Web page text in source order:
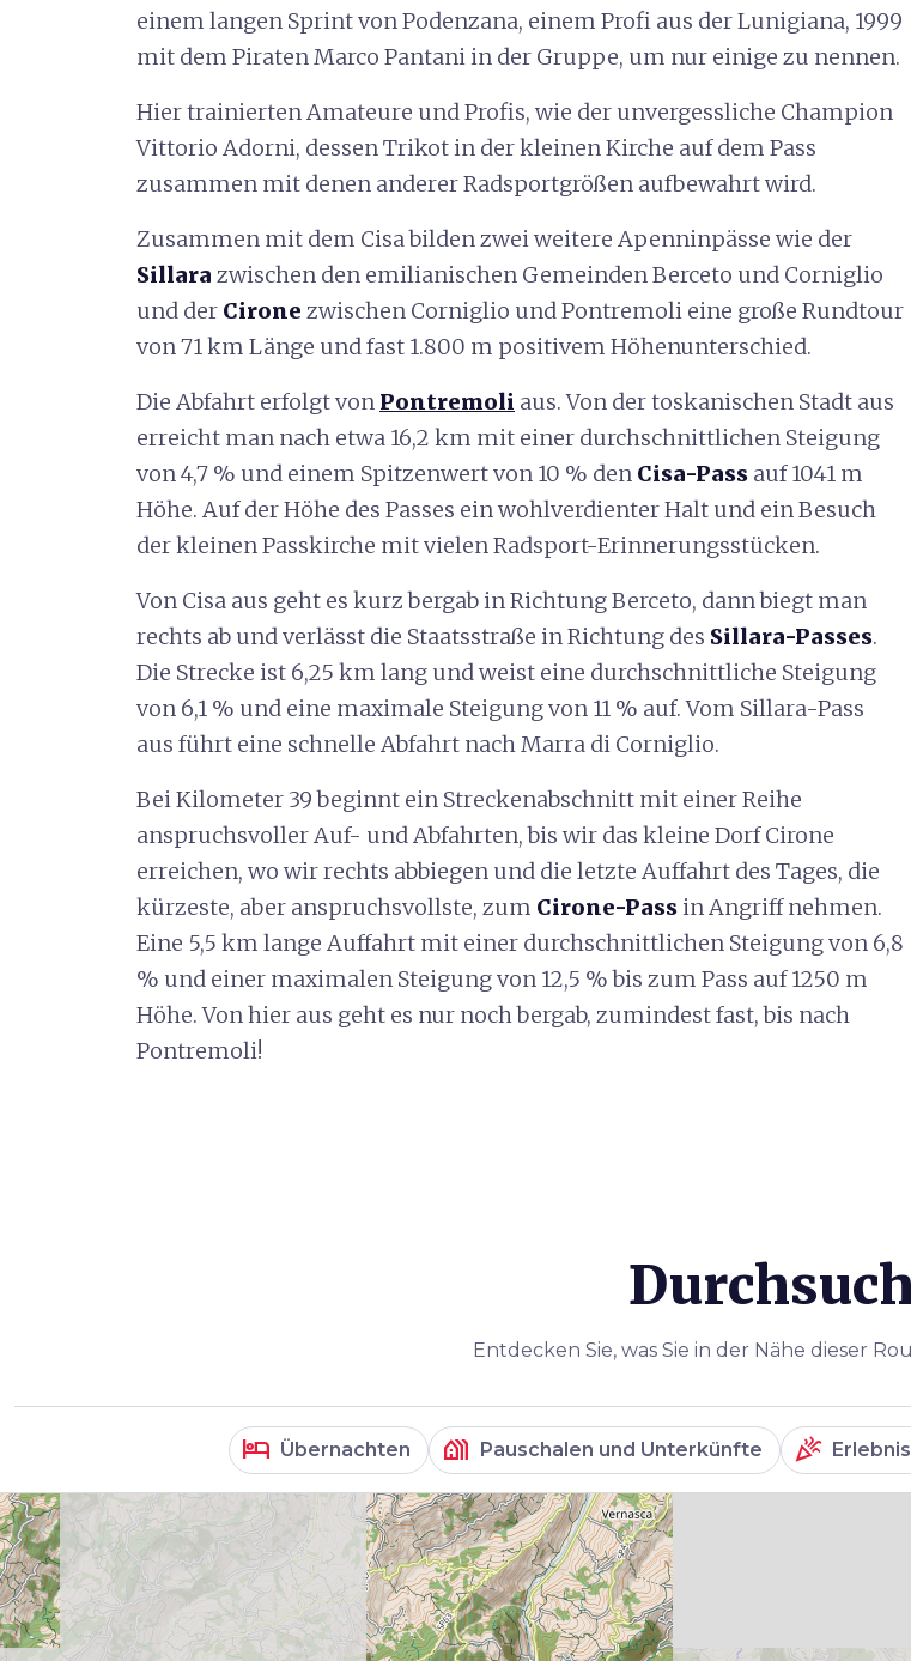
einem langen Sprint von Podenzana, einem Profi aus der Lunigiana, 1999
mit dem Piraten Marco Pantani in der Gruppe, um nur einige zu nennen.
Hier trainierten Amateure und Profis, wie der unvergessliche Champion
Vittorio Adorni, dessen Trikot in der kleinen Kirche auf dem Pass
zusammen mit denen anderer Radsportgrößen aufbewahrt wird.
Zusammen mit dem Cisa bilden zwei weitere Apenninpässe wie der
Sillara zwischen den emilianischen Gemeinden Berceto und Corniglio
und der Cirone zwischen Corniglio und Pontremoli eine große Rundtour
von 71 km Länge und fast 1.800 m positivem Höhenunterschied.
Die Abfahrt erfolgt von Pontremoli aus. Von der toskanischen Stadt aus
erreicht man nach etwa 16,2 km mit einer durchschnittlichen Steigung
von 4,7 % und einem Spitzenwert von 10 % den Cisa-Pass auf 1041 m
Höhe. Auf der Höhe des Passes ein wohlverdienter Halt und ein Besuch
der kleinen Passkirche mit vielen Radsport-Erinnerungsstücken.
Von Cisa aus geht es kurz bergab in Richtung Berceto, dann biegt man
rechts ab und verlässt die Staatsstraße in Richtung des Sillara-Passes.
Die Strecke ist 6,25 km lang und weist eine durchschnittliche Steigung
von 6,1 % und eine maximale Steigung von 11 % auf. Vom Sillara-Pass
aus führt eine schnelle Abfahrt nach Marra di Corniglio.
Bei Kilometer 39 beginnt ein Streckenabschnitt mit einer Reihe
anspruchsvoller Auf- und Abfahrten, bis wir das kleine Dorf Cirone
erreichen, wo wir rechts abbiegen und die letzte Auffahrt des Tages, die
kürzeste, aber anspruchsvollste, zum Cirone-Passin Angriff nehmen.
Eine 5,5 km lange Auffahrt mit einer durchschnittlichen Steigung von 6,8
% und einer maximalen Steigung von 12,5 % bis zum Pass auf 1250 m
Höhe. Von hier aus geht es nur noch bergab, zumindest fast, bis nach
Pontremoli!
Entdecken Sie, was Sie in der Nähe dieser
hotel Übernachten holiday_village Pauschalen und Unterkünfte celebration